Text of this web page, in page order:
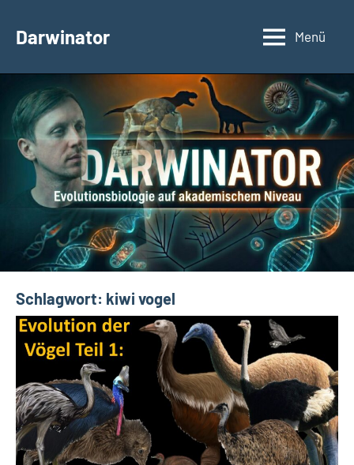
InhaltDarwinator
Evolutionsbiologie
Menü
Schlagwort: kiwi vogel